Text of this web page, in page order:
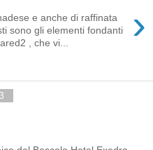
›
e anche di raffinata
sono gli elementi fondanti
, che vi...